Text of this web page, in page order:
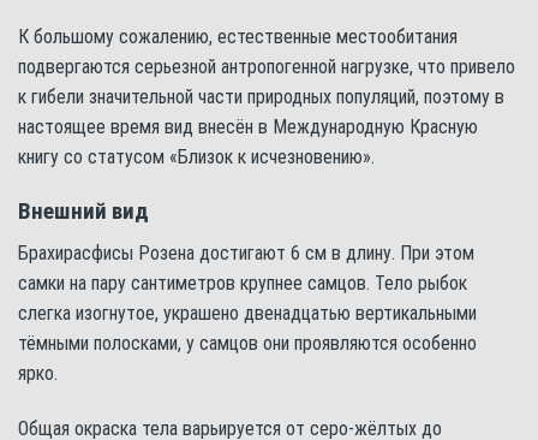
К большому сожалению, естественные местообитания
подвергаются серьезной антропогенной нагрузке, что привело
к гибели значительной части природных популяций, поэтому в
настоящее время вид внесён в Международную Красную
книгу со статусом «Близок к исчезновению».
Внешний вид
Брахирасфисы Розена достигают 6 см в длину. При этом
самки на пару сантиметров крупнее самцов. Тело рыбок
слегка изогнутое, украшено двенадцатью вертикальными
тёмными полосками, у самцов они проявляются особенно
ярко.
Общая окраска тела варьируется от серо-жёлтых до